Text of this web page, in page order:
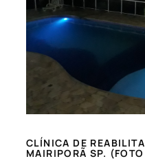
CLÍNICA DE
MAIRIPORÃ SP.